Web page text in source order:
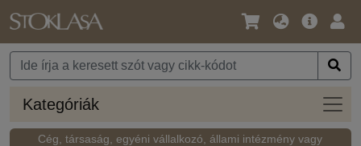
Nyelv
Pénznem
Fő
Kategóriák
Cég, társaság, egyéni vállalkozó, állami intézmény vagy